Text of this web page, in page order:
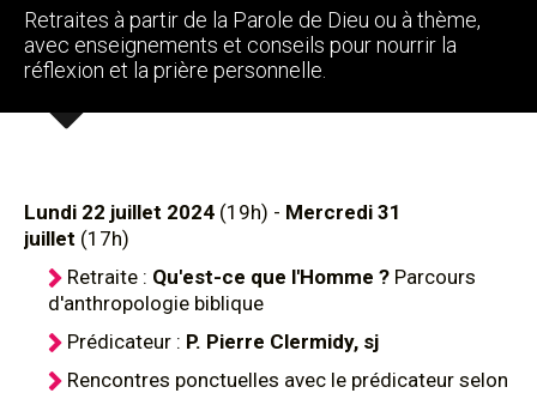
Retraites à partir de la Parole de Dieu ou à thème,
avec enseignements et conseils pour nourrir la
réflexion et la prière personnelle.
Lundi 22 juillet 2024 (19h) - Mercredi 31
juillet (17h)
Retraite : Qu'est-ce que l'Homme ? Parcours
d'anthropologie biblique
Prédicateur : P. Pierre Clermidy, sj
Rencontres ponctuelles avec le prédicateur selon